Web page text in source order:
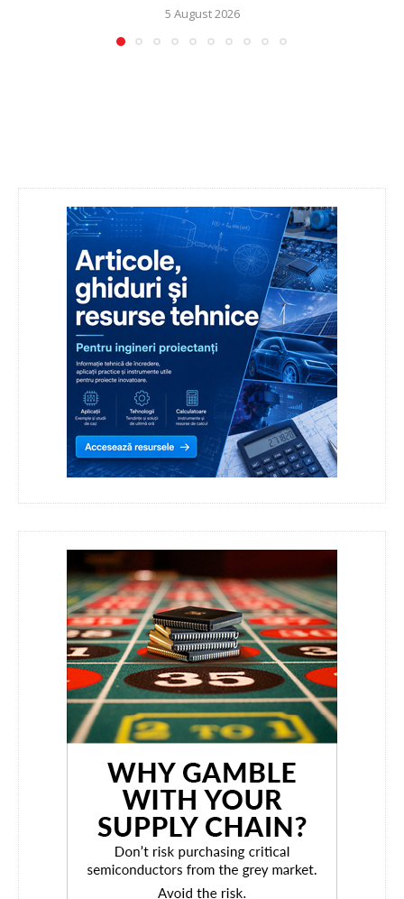
5 August 2026